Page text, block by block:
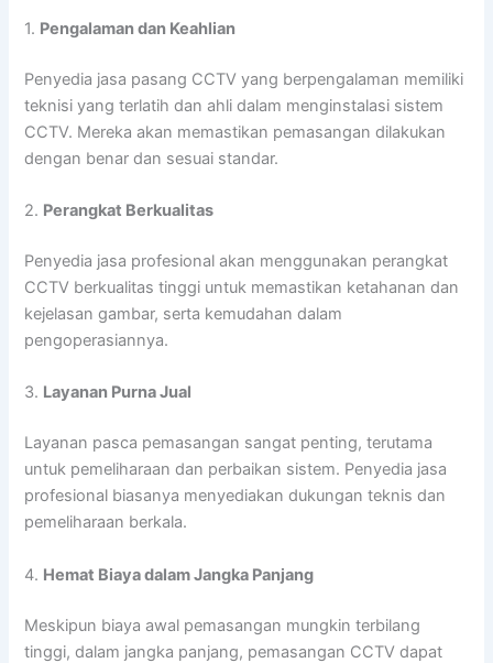
1. Pengalaman dan Keahlian
Penyedia jasa pasang CCTV yang berpengalaman memiliki
teknisi yang terlatih dan ahli dalam menginstalasi sistem
CCTV. Mereka akan memastikan pemasangan dilakukan
dengan benar dan sesuai standar.
2. Perangkat Berkualitas
Penyedia jasa profesional akan menggunakan perangkat
CCTV berkualitas tinggi untuk memastikan ketahanan dan
kejelasan gambar, serta kemudahan dalam
pengoperasiannya.
3. Layanan Purna Jual
Layanan pasca pemasangan sangat penting, terutama
untuk pemeliharaan dan perbaikan sistem. Penyedia jasa
profesional biasanya menyediakan dukungan teknis dan
pemeliharaan berkala.
4. Hemat Biaya dalam Jangka Panjang
Meskipun biaya awal pemasangan mungkin terbilang
tinggi, dalam jangka panjang, pemasangan CCTV dapat